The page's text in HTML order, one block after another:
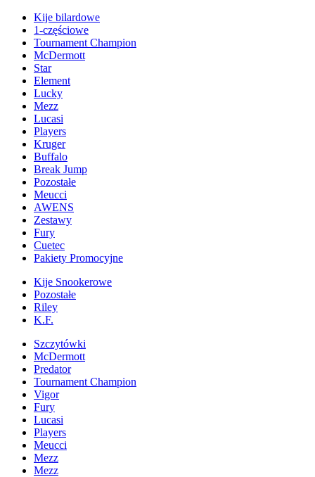
Kije bilardowe
1-częściowe
Tournament Champion
McDermott
Star
Element
Lucky
Mezz
Lucasi
Players
Kruger
Buffalo
Break Jump
Pozostałe
Meucci
AWENS
Zestawy
Fury
Cuetec
Pakiety Promocyjne
Kije Snookerowe
Pozostałe
Riley
K.F.
Szczytówki
McDermott
Predator
Tournament Champion
Vigor
Fury
Lucasi
Players
Meucci
Mezz
Mezz